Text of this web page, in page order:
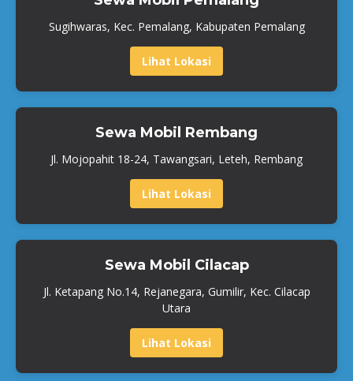
Sugihwaras, Kec. Pemalang, Kabupaten Pemalang
Lihat Lokasi
Sewa Mobil Rembang
Jl. Mojopahit 18-24, Tawangsari, Leteh, Rembang
Lihat Lokasi
Sewa Mobil Cilacap
Jl. Ketapang No.14, Rejanegara, Gumilir, Kec. Cilacap
Utara
Lihat Lokasi